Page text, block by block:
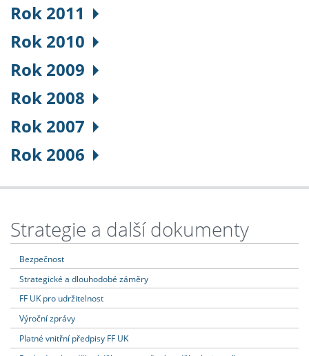
Rok 2011
Rok 2010
Rok 2009
Rok 2008
Rok 2007
Rok 2006
Strategie a další dokumenty
Bezpečnost
Strategické a dlouhodobé záměry
FF UK pro udržitelnost
Výroční zprávy
Platné vnitřní předpisy FF UK